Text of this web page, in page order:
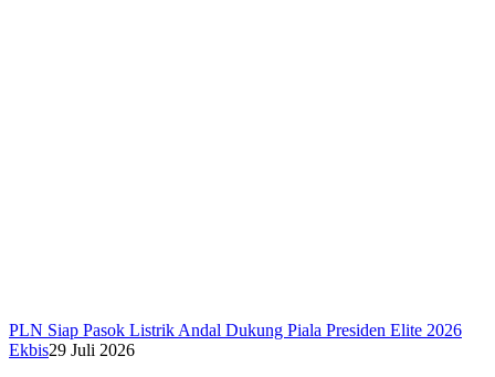
PLN Siap Pasok Listrik Andal Dukung Piala Presiden Elite 2026
Ekbis29 Juli 2026